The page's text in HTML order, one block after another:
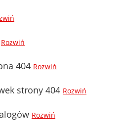
Rozwiń
404 Rozwiń
strony 404 Rozwiń
Rozwiń